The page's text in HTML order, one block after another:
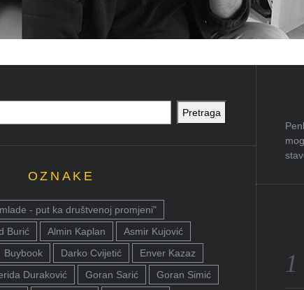
Pretraga
OZNAKE
- put ka društvenoj promjeni"
Burić Almin Kaplan
Asmir Kujović
Buybook Darko Cvijetić
Enver Kazaz
Duraković Goran Sarić
Goran Simić